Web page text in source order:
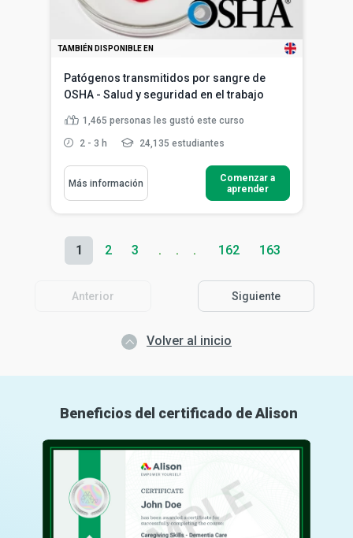
TAMBIÉN DISPONIBLE EN
Patógenos transmitidos por sangre de
OSHA - Salud y seguridad en el trabajo
1,465 personas les gustó este curso
2 - 3 h 24,135 estudiantes
Más información
Comenzar a
aprender
Anterior
1 2 3 162 163
Siguiente
Volver al inicio
Beneficios del certificado de Alison